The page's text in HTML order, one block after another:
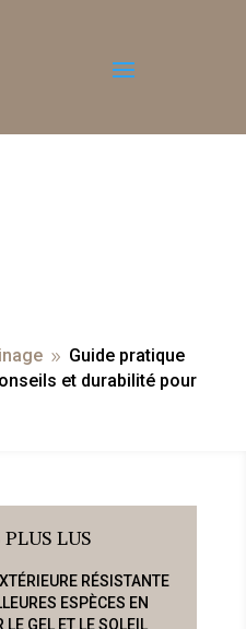
9 Guide pratique
et durabilité pour
LUS
RÉSISTANTE
ESPÈCES EN
LE GEL ET LE SOLEIL